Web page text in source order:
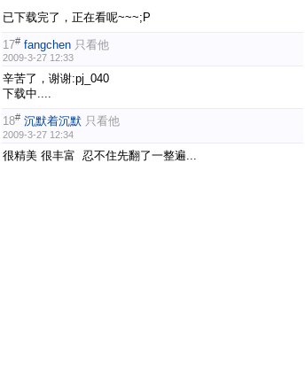
已下载完了，正在看呢~~~;P
17# fangchen 只看他
2009-3-27 12:33
辛苦了，谢谢:pj_040
下载中....
18# 沉默着沉默 只看他
2009-3-27 12:34
很精美 很丰富 忍不住先翻了一整遍...